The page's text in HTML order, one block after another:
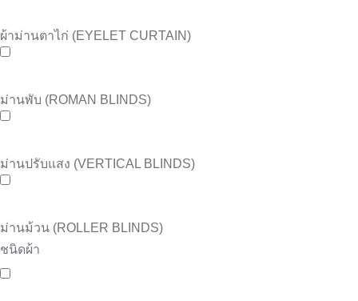
ผ้าม่านตาไก่ (EYELET CURTAIN)
ม่านพับ (ROMAN BLINDS)
ม่านปรับแสง (VERTICAL BLINDS)
ม่านม้วน (ROLLER BLINDS)
ชนิดผ้า